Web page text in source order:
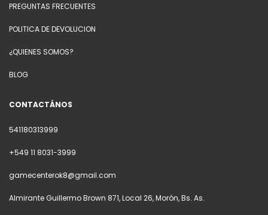
PREGUNTAS FRECUENTES
POLITICA DE DEVOLUCION
¿QUIENES SOMOS?
BLOG
CONTACTÁNOS
541180313999
+549 11 8031-3999
gamecenterok8@gmail.com
Almirante Guillermo Brown 871, Local 26, Morón, Bs. As.